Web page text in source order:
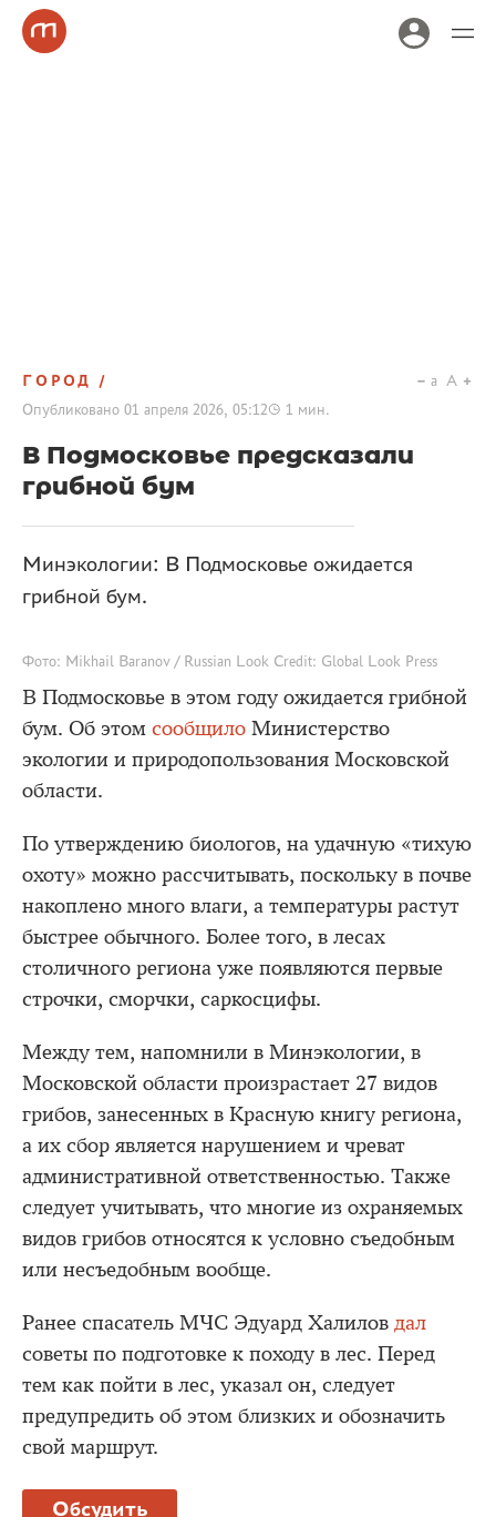
ГОРОД
Опубликовано 01 апреля 2026, 05:12 1 мин.
a A
В Подмосковье предсказали
грибной бум
Минэкологии: В Подмосковье ожидается
грибной бум.
Фото: Mikhail Baranov / Russian Look Credit: Global Look Press
В Подмосковье в этом году ожидается грибной
бум. Об этом сообщило Министерство
экологии и природопользования Московской
области.
По утверждению биологов, на удачную «тихую
охоту» можно рассчитывать, поскольку в почве
накоплено много влаги, а температуры растут
быстрее обычного. Более того, в лесах
столичного региона уже появляются первые
строчки, сморчки, саркосцифы.
Между тем, напомнили в Минэкологии, в
Московской области произрастает 27 видов
грибов, занесенных в Красную книгу региона,
а их сбор является нарушением и чреват
административной ответственностью. Также
следует учитывать, что многие из охраняемых
видов грибов относятся к условно съедобным
или несъедобным вообще.
Ранее спасатель МЧС Эдуард Халилов дал
советы по подготовке к походу в лес. Перед
тем как пойти в лес, указал он, следует
предупредить об этом близких и обозначить
свой маршрут.
Обсудить